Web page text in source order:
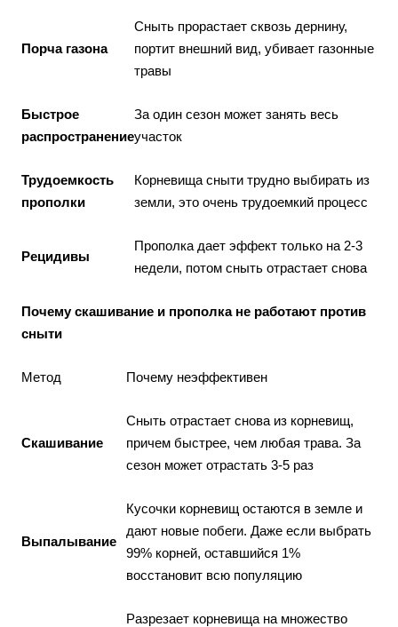
Порча газона
Сныть прорастает сквозь дернину,
портит внешний вид, убивает газонные
травы
Быстрое
распространение
За один сезон может занять весь
участок
Трудоемкость
прополки
Корневища сныти трудно выбирать из
земли, это очень трудоемкий процесс
Рецидивы
Прополка дает эффект только на 2-3
недели, потом сныть отрастает снова
Почему скашивание и прополка не работают против
сныти
Метод Почему неэффективен
Скашивание
Сныть отрастает снова из корневищ,
причем быстрее, чем любая трава. За
сезон может отрастать 3-5 раз
Выпалывание
Кусочки корневищ остаются в земле и
дают новые побеги. Даже если выбрать
99% корней, оставшийся 1%
восстановит всю популяцию
Разрезает корневища на множество